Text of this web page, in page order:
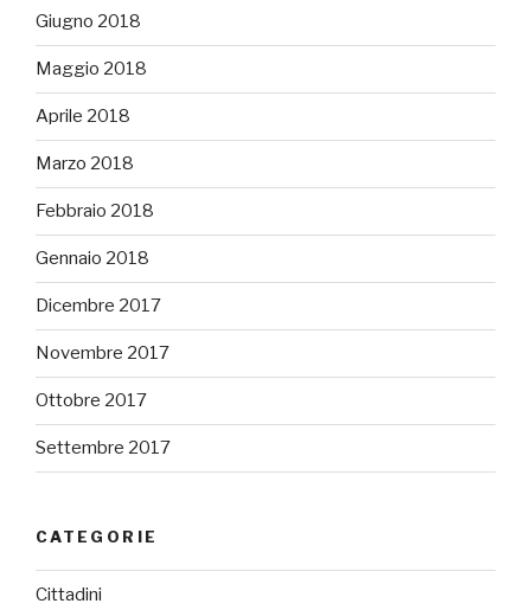
Giugno 2018
Maggio 2018
Aprile 2018
Marzo 2018
Febbraio 2018
Gennaio 2018
Dicembre 2017
Novembre 2017
Ottobre 2017
Settembre 2017
CATEGORIE
Cittadini